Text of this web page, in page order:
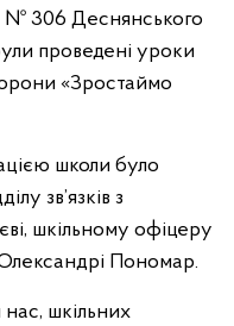
№ 306 Деснянського
проведені уроки
«Зростаймо
школи було
зв’язків з
шкільному офіцеру
Пономар.
шкільних